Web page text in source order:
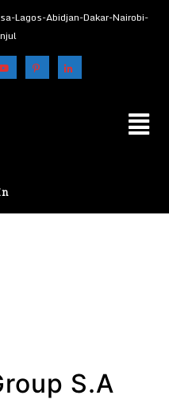
Lagos-Abidjan-Dakar-Nairobi-
S.A